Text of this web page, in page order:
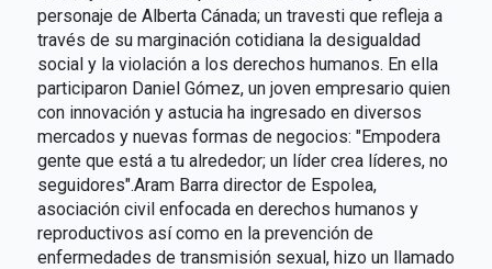
personaje de Alberta Cánada; un travesti que refleja a
través de su marginación cotidiana la desigualdad
social y la violación a los derechos humanos. En ella
participaron Daniel Gómez, un joven empresario quien
con innovación y astucia ha ingresado en diversos
mercados y nuevas formas de negocios: "Empodera
gente que está a tu alrededor; un líder crea líderes, no
seguidores".Aram Barra director de Espolea,
asociación civil enfocada en derechos humanos y
reproductivos así como en la prevención de
enfermedades de transmisión sexual, hizo un llamado